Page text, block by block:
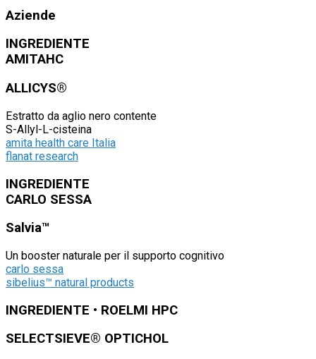
Aziende
INGREDIENTE
AMITAHC
ALLICYS®
Estratto da aglio nero contente
S-Allyl-L-cisteina
amita health care Italia
flanat research
INGREDIENTE
CARLO SESSA
Salvia™
Un booster naturale per il supporto cognitivo
carlo sessa
sibelius™ natural products
INGREDIENTE • ROELMI HPC
SELECTSIEVE® OPTICHOL